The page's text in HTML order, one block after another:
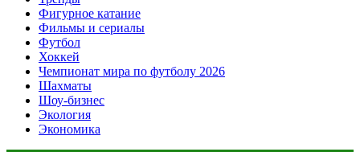
Фигурное катание
Фильмы и сериалы
Футбол
Хоккей
Чемпионат мира по футболу 2026
Шахматы
Шоу-бизнес
Экология
Экономика